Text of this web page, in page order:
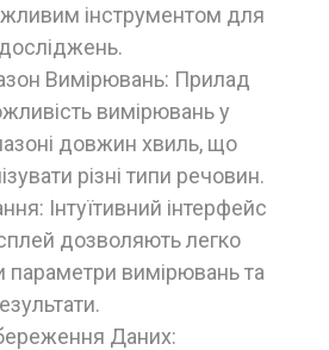
інструментом для
Вимірювань: Прилад
вимірювань у
довжин хвиль, що
різні типи речовин.
Інтуїтивний інтерфейс
дозволяють легко
параметри вимірювань та
Даних: